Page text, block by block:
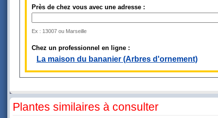
Près de chez vous avec une adresse :
Ex : 13007 ou Marseille
Chez un professionnel en ligne :
La maison du bananier (Arbres d'ornement)
Plantes similaires à consulter